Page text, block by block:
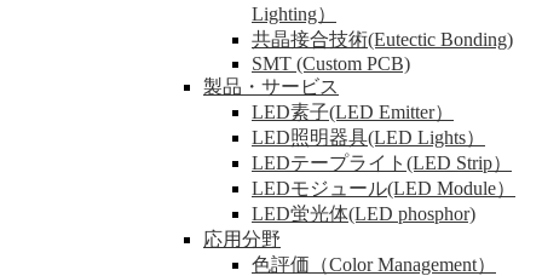
Lighting）
共晶接合技術(Eutectic Bonding)
SMT (Custom PCB)
製品・サービス
LED素子(LED Emitter）
LED照明器具(LED Lights）
LEDテープライト(LED Strip）
LEDモジュール(LED Module）
LED蛍光体(LED phosphor)
応用分野
色評価（Color Management）